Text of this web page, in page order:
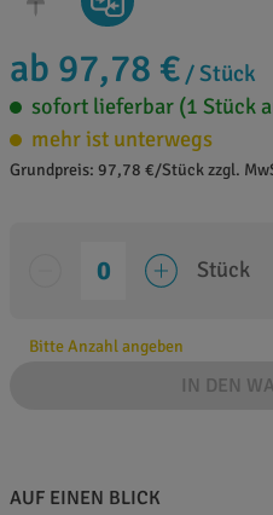
ab 97,78 € / Stück
sofort lieferbar (1 Stück
mehr ist unterwegs
Grundpreis: 97,78 €/Stück zzgl.
Stück
Bitte Anzahl angeben
IN DEN
AUF EINEN BLICK